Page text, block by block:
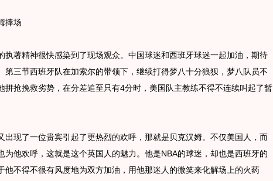
场
著精神很快感染到了现场观众。中国球迷和西班牙球迷一起加油，期待
第三节西班牙队在加索尔的带领下，继续打得梦八十分狼狈，梦八队员不
拼抢挽救劣势，在分差追至只有4分时，美国队主教练不得不连续叫起了暂
现了一位贵宾引起了更热烈的欢呼，那就是贝克汉姆。不仅美国人，而
为他欢呼，这就是这个英国人的魅力。他是NBA的球迷，却也是西班牙的
他不得不很有风度地为双方加油，用他那迷人的微笑来化解场上的火药